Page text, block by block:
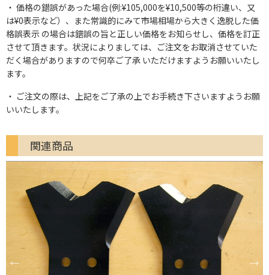
価格の錯誤があった場合(例:¥105,000を¥10,500等の桁違い、又
は¥0表示など）、また常識的にみて市場相場から大きく逸脱した価
格誤表示 の場合は錯誤の旨と正しい価格をお知らせし、価格を訂正
させて頂きます。状況によりましては、ご注文をお取消させていた
だく場合がありますので何卒ご了承 いただけますようお願いいたし
ます。
ご注文の際は、上記をご了承の上でお手続き下さいますようお願
いいたします。
関連商品